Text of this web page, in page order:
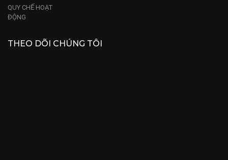
QUY CHẾ HOẠT
ĐỘNG
THEO DÕI CHÚNG TÔI